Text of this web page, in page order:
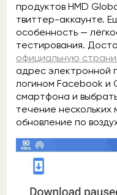
продуктов HMD
твиттер-аккаунте.
особенность —
тестирования.
официальную
адрес электронной
логином Facebook и
смартфона и
течение нескольких
обновление по